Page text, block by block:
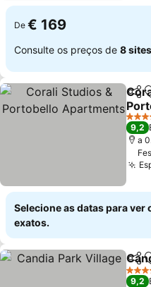
De € 169
Consulte os preços de 8 sites
Ver
4
9,2
a
Selecione as datas para ver
exatos.
4
9,2